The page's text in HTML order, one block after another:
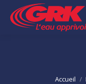
Vous
Accueil